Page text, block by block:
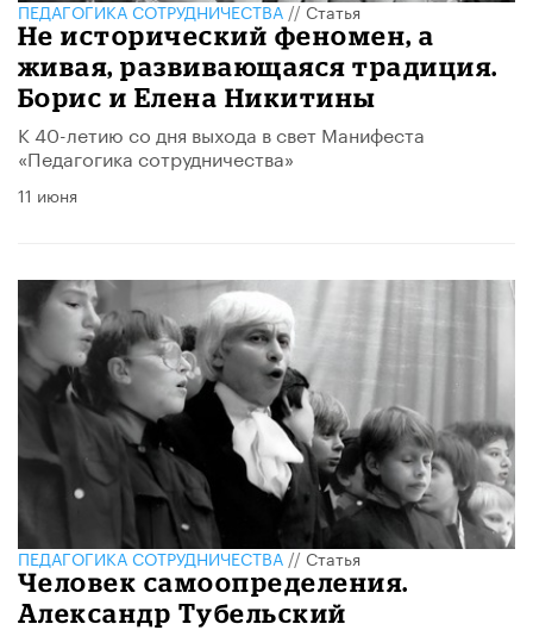
ПЕДАГОГИКА СОТРУДНИЧЕСТВА//Статья
​Не исторический феномен, а
живая, развивающаяся традиция.
Борис и Елена Никитины
К 40-летию со дня выхода в свет Манифеста
«Педагогика сотрудничества»
11 июня
ПЕДАГОГИКА СОТРУДНИЧЕСТВА//Статья
Человек самоопределения.
Александр Тубельский